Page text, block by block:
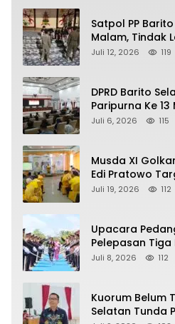
Satpol PP
Malam, Tindak
soal Balap Liar
Juli 12, 2026 119
DPRD Barito
Paripurna Ke
Tahun 2026
Juli 6, 2026 115
Musda XI
Edi Pratowo
Partai pada
Juli 19, 2026 112
Upacara
Pelepasan
Selatan Masuki
Juli 8, 2026 112
Kuorum Belum
Selatan Tunda